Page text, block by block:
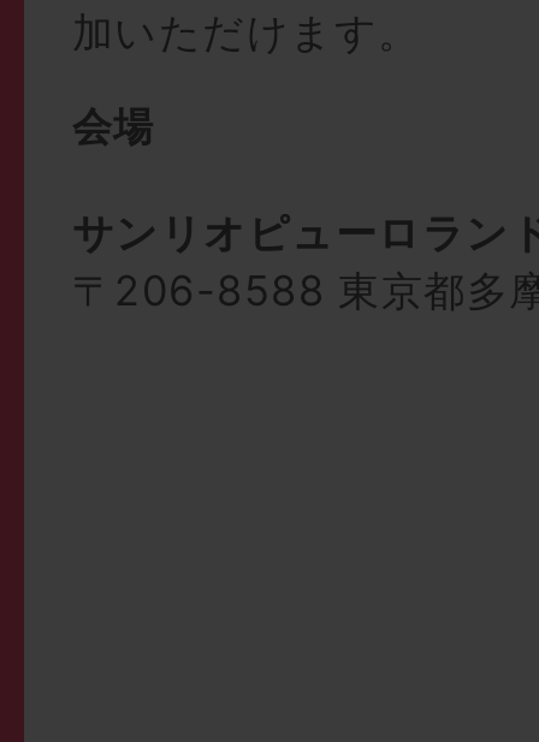
加いただけます。
会場
サンリオピューロラン
〒206-8588 東京都多